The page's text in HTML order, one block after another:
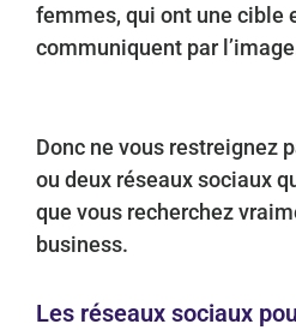
femmes, qui ont une cible
communiquent par
Donc ne vous restreignez
ou deux réseaux sociaux
que vous recherchez
business.
Les réseaux sociaux